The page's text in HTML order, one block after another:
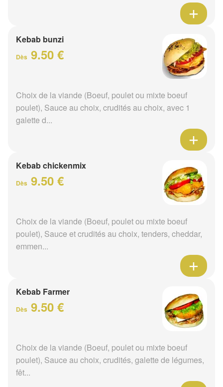
Kebab bunzi
Dès 9.50 €
Choix de la viande (Boeuf, poulet ou mixte boeuf
poulet), Sauce au choix, crudités au choix, avec 1
galette d...
Kebab chickenmix
Dès 9.50 €
Choix de la viande (Boeuf, poulet ou mixte boeuf
poulet), Sauce et crudités au choix, tenders, cheddar,
emmen...
Kebab Farmer
Dès 9.50 €
Choix de la viande (Boeuf, poulet ou mixte boeuf
poulet), Sauce au choix, crudités, galette de légumes,
fêt...